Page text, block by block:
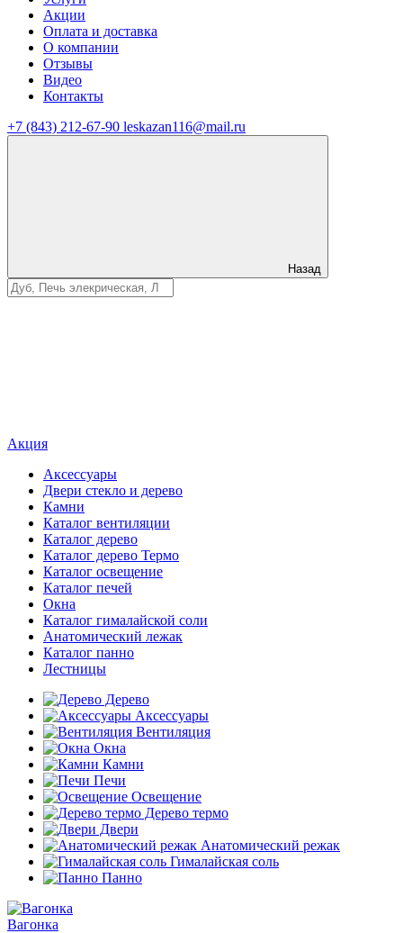
Акции
Оплата и доставка
О компании
Отзывы
Видео
Контакты
+7 (843) 212-67-90 leskazan116@mail.ru
Назад
Акция
Аксессуары
Двери стекло и дерево
Камни
Каталог вентиляции
Каталог дерево
Каталог дерево Термо
Каталог освещение
Каталог печей
Окна
Каталог гималайской соли
Анатомический лежак
Каталог панно
Лестницы
Дерево
Аксессуары
Вентиляция
Окна
Камни
Печи
Освещение
Дерево термо
Двери
Анатомический режак
Гималайская соль
Панно
Вагонка